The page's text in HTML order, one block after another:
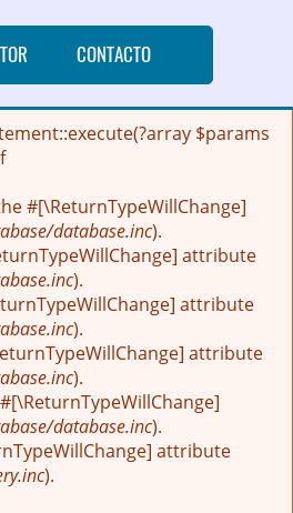
CONTACTO
$params
#[\ReturnTypeWillChange]
database.inc).
attribute
).
attribute
).
attribute
).
database.inc).
attribute
).